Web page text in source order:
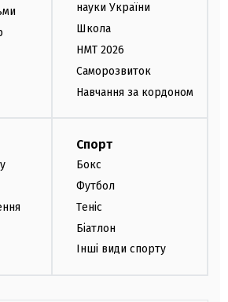
науки України
Школа
НМТ 2026
Саморозвиток
Навчання за кордоном
Спорт
Бокс
Футбол
Теніс
Біатлон
Інші види спорту